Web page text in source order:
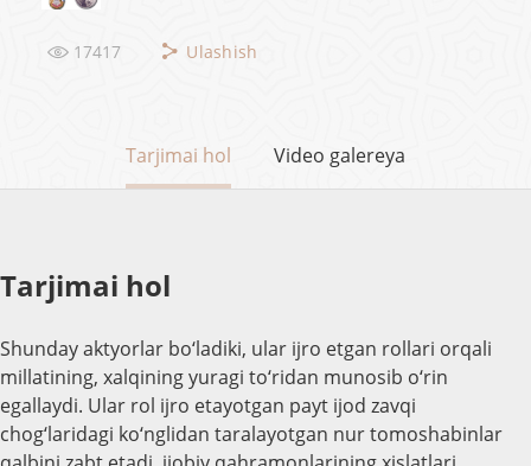
17417 Ulashish
Tarjimai hol Video galereya
Tarjimai hol
Shunday aktyorlar bo‘ladiki, ular ijro etgan rollari orqali
millatining, xalqining yuragi to‘ridan munosib o‘rin
egallaydi. Ular rol ijro etayotgan payt ijod zavqi
chog‘laridagi ko‘nglidan taralayotgan nur tomoshabinlar